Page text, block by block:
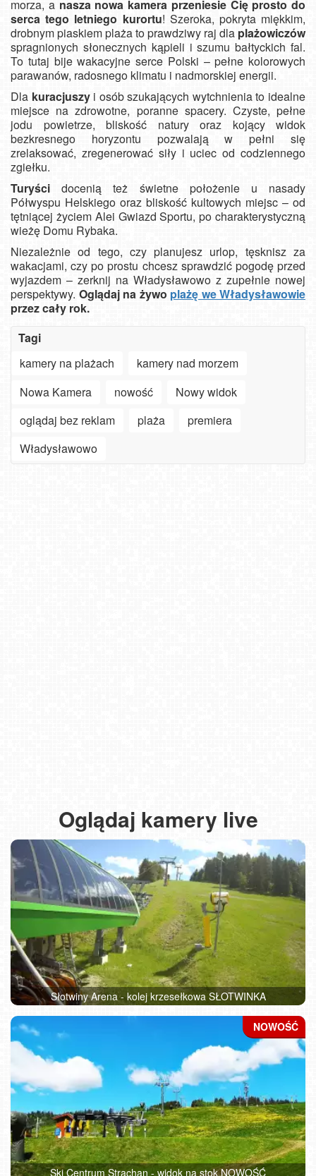
morza, a nasza nowa kamera przeniesie Cię prosto do
serca tego letniego kurortu! Szeroka, pokryta miękkim,
drobnym piaskiem plaża to prawdziwy raj dla plażowiczów
spragnionych słonecznych kąpieli i szumu bałtyckich fal.
To tutaj bije wakacyjne serce Polski – pełne kolorowych
parawanów, radosnego klimatu i nadmorskiej energii.
Dla kuracjuszyi osób szukających wytchnienia to idealne
miejsce na zdrowotne, poranne spacery. Czyste, pełne
jodu powietrze, bliskość natury oraz kojący widok
bezkresnego horyzontu pozwalają w pełni się
zrelaksować, zregenerować siły i uciec od codziennego
zgiełku.
Turyści docenią też świetne położenie u nasady
Półwyspu Helskiego oraz bliskość kultowych miejsc – od
tętniącej życiem Alei Gwiazd Sportu, po charakterystyczną
wieżę Domu Rybaka.
Niezależnie od tego, czy planujesz urlop, tęsknisz za
wakacjami, czy po prostu chcesz sprawdzić pogodę przed
wyjazdem – zerknij na Władysławowo z zupełnie nowej
perspektywy. Oglądaj na żywo plażę we Władysławowie
przez cały rok.
Tagi
kamery na plażach
kamery nad morzem
Nowa Kamera
nowość
Nowy widok
oglądaj bez reklam
plaża
premiera
Władysławowo
Oglądaj kamery live
Słotwiny Arena - kolej krzesełkowa SŁOTWINKA
Ski Centrum Strachan - widok na stok NOWOŚĆ